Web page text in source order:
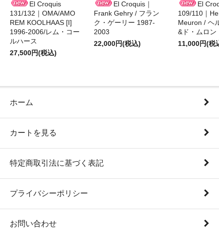
El Croquis
131/132｜OMA/AMO
REM KOOLHAAS [I]
1996-2006/レム・コー
ルハース
27,500円(税込)
El Croquis｜
Frank Gehry / フラン
ク・ゲーリー 1987-
2003
22,000円(税込)
El
109/110｜
Meuron / ヘ
&ド・ムロ
11,000円(税
ホーム
カートを見る
特定商取引法に基づく表記
プライバシーポリシー
お問い合わせ